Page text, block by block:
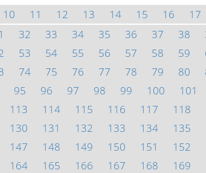
10 11 12 13 14 15 16 17
32 33 34 35 36 37 38
53 54 55 56 57 58 59
74 75 76 77 78 79 80
95 96 97 98 99 100 101
113 114 115 116 117 118
130 131 132 133 134 135
147 148 149 150 151 152
164 165 166 167 168 169